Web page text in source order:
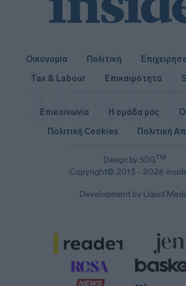
Οικονομία Πολιτική
Tax & Labour
Επικαιρότητα
Design by SDGTM
Copyright© 2013 - 2026
Επικοινωνία Η ομάδα μας
Πολιτική Cookies
Πολιτική
Development by Liquid